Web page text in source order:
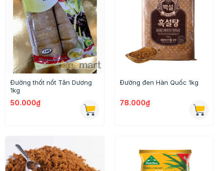
Đường thốt nốt Tân Dương
1kg
50.000₫
Đường đen Hàn Quốc 1kg
78.000₫